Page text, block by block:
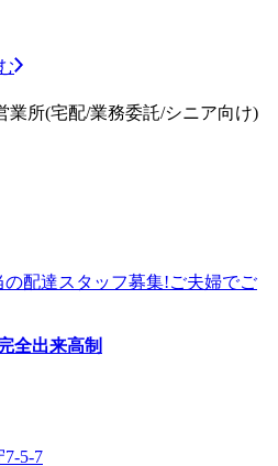
業所(宅配/業務委託/シニア向け)
の配達スタッフ募集!ご夫婦でご
全出来高制
5-7